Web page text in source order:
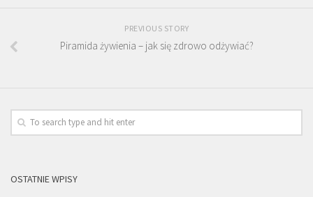
PREVIOUS STORY
Piramida żywienia – jak się zdrowo odżywiać?
OSTATNIE WPISY